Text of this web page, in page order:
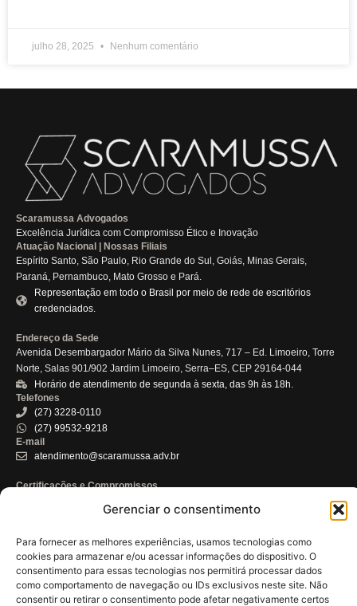
Gerenciar o consentimento
Para fornecer as melhores experiências, usamos tecnologias como
cookies para armazenar e/ou acessar informações do dispositivo. O
consentimento para essas tecnologias nos permitirá processar dados
como comportamento de navegação ou IDs exclusivos neste site. Não
consentir ou retirar o consentimento pode afetar negativamente certos
julho 28, 2025 Nenhum comentário
Scaramussa Advogados
Excelência Jurídica com Compromisso Ético e Inovação
Atuação Nacional | Nossas Filiais
Espírito Santo, São Paulo, Rio Grande do Sul, Goiás, Minas Gerais,
Paraná, Pernambuco, Mato Grosso e Pará.
Representação em todo o Brasil por meio de rede de escritórios
credenciados.
Endereço da Sede
Avenida Desembargador Mário da Silva Nunes, 717 – Ed. Limoeiro, Torre
Norte, Salas 901/902 Jardim Limoeiro, Serra–ES, CEP 29164-044
Horário de atendimento de segunda à sexta, das 9h às 18h.
Telefones
(27) 3228-0110
(27) 99532-9218
E-mail
atendimento@scaramussa.adv.br
Certificações e Compromissos
ISO 27001 – Segurança da Informação (em processo de certificação)
Conformidade com regulamentos do Banco Central
Compromisso com a Ética, Transparência e Sustentabilidade Jurídica
Canal de Denúncias
Política de Privacidade